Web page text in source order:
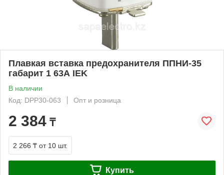
Плавкая вставка предохранителя ППНИ-35
габарит 1 63А IEK
В наличии
Код: DPP30-063
Опт и розница
2 384 ₸
2 266 ₸ от 10 шт.
Купить